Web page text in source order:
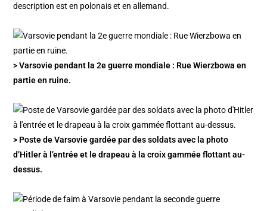
description est en polonais et en allemand.
> Varsovie pendant la 2e guerre mondiale : Rue Wierzbowa en
partie en ruine.
> Poste de Varsovie gardée par des soldats avec la photo
d’Hitler à l’entrée et le drapeau à la croix gammée flottant au-
dessus.